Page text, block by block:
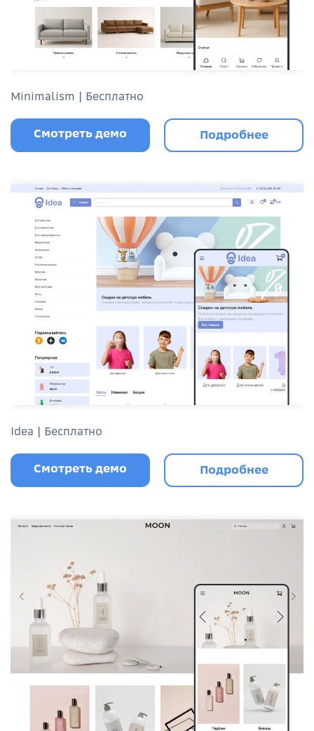
Minimalism | Бесплатно
Смотреть демо Подробнее
Idea | Бесплатно
Смотреть демо Подробнее